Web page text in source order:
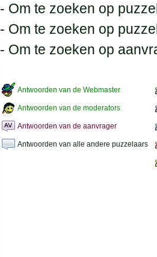
- Om te zoeken op
- Om te zoeken op
- Om te zoeken op
Antwoorden van de Webmaster
Antwoorden van de moderators
Antwoorden van de aanvrager
Antwoorden van alle andere puzzelaars